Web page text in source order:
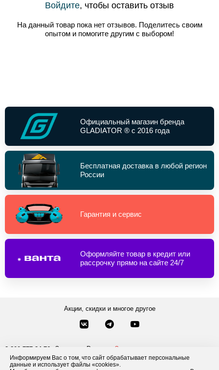
Информируем Вас о том, что сайт обрабатывает персональные
данные и использует файлы «cookies».
Войдите, чтобы оставить отзыв
На данный товар пока нет отзывов. Поделитесь своим
опытом и помогите другим с выбором!
Официальный магазин бренда
GLADIATOR ® с 2016 года
Бесплатная доставка в любой регион
России
Гарантия и сервис
Оформляйте товар в кредит или
рассрочку прямо на сайте 24/7
Акции, скидки и многое другое
8-800-777-84-76 Звонки по России
Заказать звонок
8 495 181-69-06
Москва